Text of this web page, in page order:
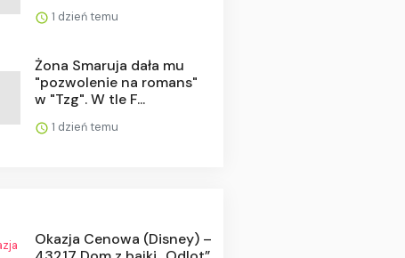
1 dzień temu
Żona Smaruja dała mu
"pozwolenie na romans"
w "Tzg". W tle F...
1 dzień temu
Okazja Cenowa (Disney) –